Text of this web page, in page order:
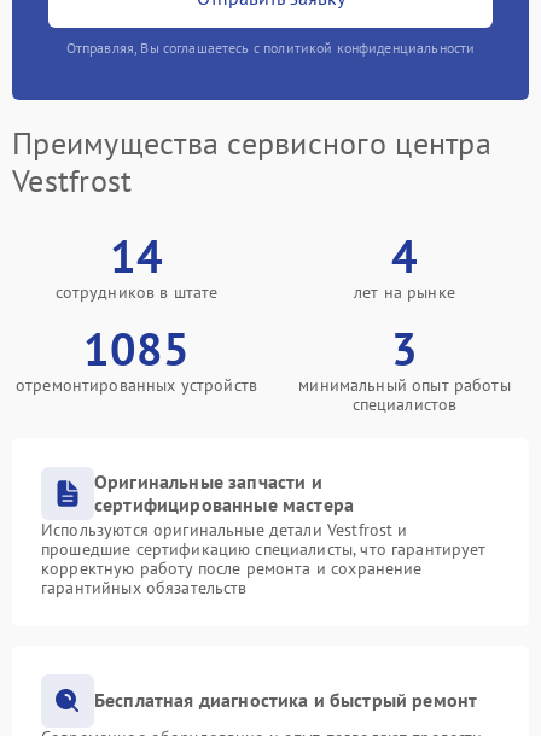
Отправляя, Вы соглашаетесь с политикой конфиденциальности
Преимущества сервисного центра
Vestfrost
14
сотрудников в штате
4
лет на рынке
1085
отремонтированных устройств
3
минимальный опыт работы
специалистов
Оригинальные запчасти и
сертифицированные мастера
Используются оригинальные детали Vestfrost и
прошедшие сертификацию специалисты, что гарантирует
корректную работу после ремонта и сохранение
гарантийных обязательств
Бесплатная диагностика и быстрый ремонт